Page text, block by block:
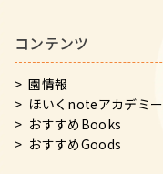
コンテンツ
園情報
ほいくnoteアカデミー
おすすめBooks
おすすめGoods